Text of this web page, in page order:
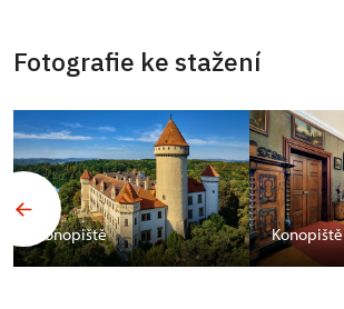
Fotografie ke stažení
Konopiště Konopiště